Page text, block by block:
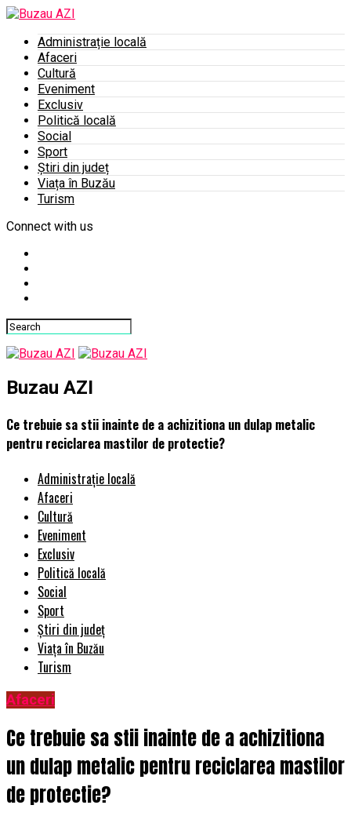
Administrație locală
Afaceri
Cultură
Eveniment
Exclusiv
Politică locală
Social
Sport
Știri din județ
Viața în Buzău
Turism
Connect with us
Buzau AZI
Ce trebuie sa stii inainte de a achizitiona un dulap metalic
pentru reciclarea mastilor de protectie?
Administrație locală
Afaceri
Cultură
Eveniment
Exclusiv
Politică locală
Social
Sport
Știri din județ
Viața în Buzău
Turism
Afaceri
Ce trebuie sa stii inainte de a achizitiona
un dulap metalic pentru reciclarea mastilor
de protectie?